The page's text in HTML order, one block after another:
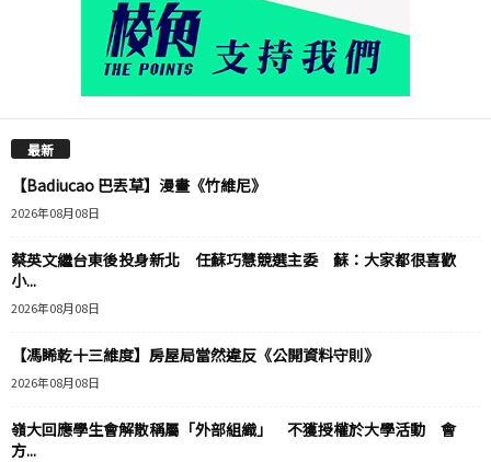
最新
【Badiucao 巴丟草】漫畫《竹維尼》
2026年08月08日
蔡英文繼台東後投身新北 任蘇巧慧競選主委 蘇：大家都很喜歡
小...
2026年08月08日
【馮睎乾十三維度】房屋局當然違反《公開資料守則》
2026年08月08日
嶺大回應學生會解散稱屬「外部組織」 不獲授權於大學活動 會
方...